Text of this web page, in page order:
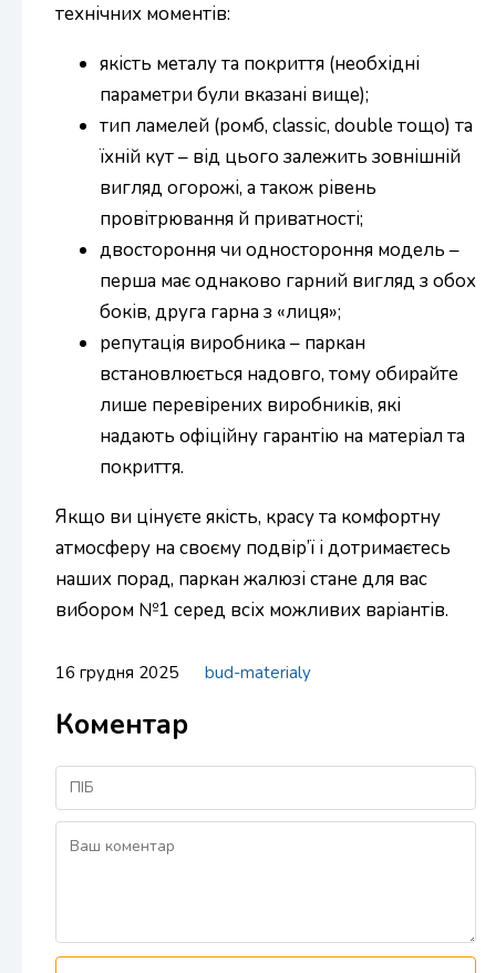
технічних моментів:
якість металу та покриття (необхідні
параметри були вказані вище);
тип ламелей (ромб, classic, double тощо) та
їхній кут – від цього залежить зовнішній
вигляд огорожі, а також рівень
провітрювання й приватності;
двостороння чи одностороння модель –
перша має однаково гарний вигляд з обох
боків, друга гарна з «лиця»;
репутація виробника – паркан
встановлюється надовго, тому обирайте
лише перевірених виробників, які
надають офіційну гарантію на матеріал та
покриття.
Якщо ви цінуєте якість, красу та комфортну
атмосферу на своєму подвір’ї і дотримаєтесь
наших порад, паркан жалюзі стане для вас
вибором №1 серед всіх можливих варіантів.
16 грудня 2025 bud-materialy
Коментар